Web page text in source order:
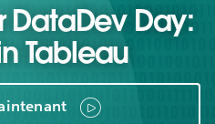
DataDev Day:
Tableau